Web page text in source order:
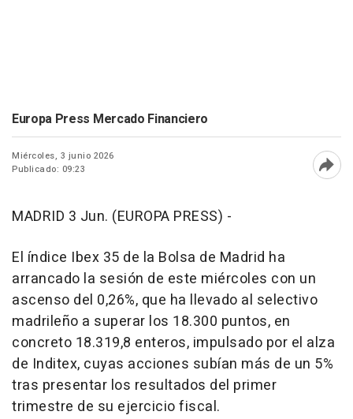
Europa Press Mercado Financiero
Miércoles, 3 junio 2026
Publicado: 09:23
MADRID 3 Jun. (EUROPA PRESS) -
El índice Ibex 35 de la Bolsa de Madrid ha
arrancado la sesión de este miércoles con un
ascenso del 0,26%, que ha llevado al selectivo
madrileño a superar los 18.300 puntos, en
concreto 18.319,8 enteros, impulsado por el alza
de Inditex, cuyas acciones subían más de un 5%
tras presentar los resultados del primer
trimestre de su ejercicio fiscal.